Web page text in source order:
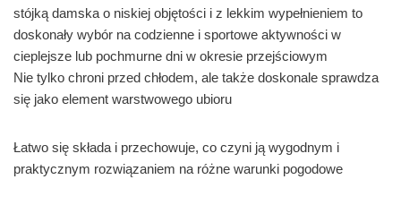
stójką damska o niskiej objętości i z lekkim wypełnieniem to
doskonały wybór na codzienne i sportowe aktywności w
cieplejsze lub pochmurne dni w okresie przejściowym
Nie tylko chroni przed chłodem, ale także doskonale sprawdza
się jako element warstwowego ubioru
Łatwo się składa i przechowuje, co czyni ją wygodnym i
praktycznym rozwiązaniem na różne warunki pogodowe